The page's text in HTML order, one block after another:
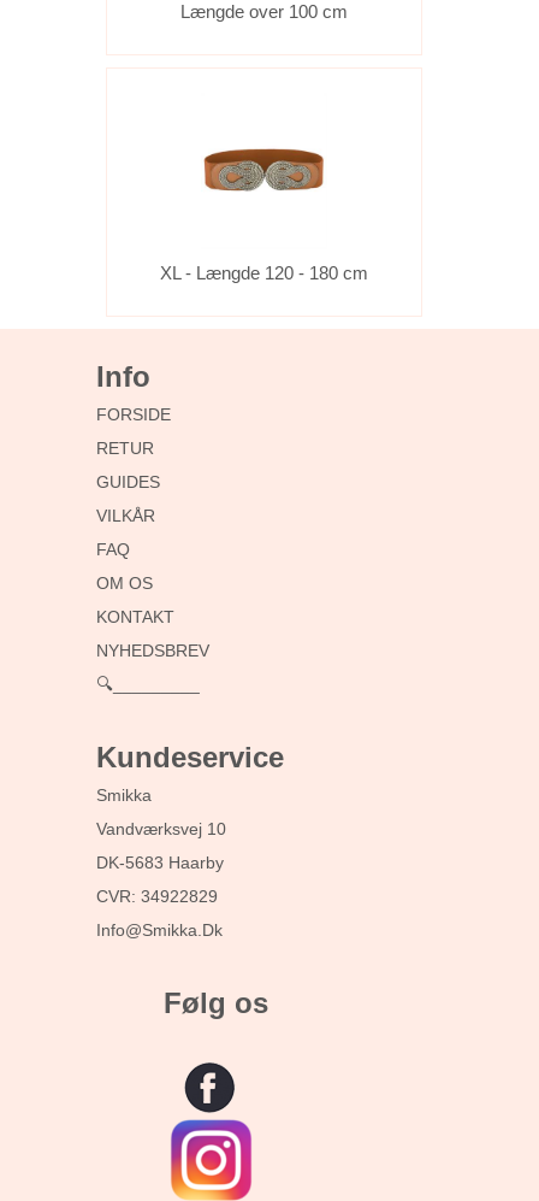
Længde over 100 cm
XL - Længde 120 - 180 cm
Info
FORSIDE
RETUR
GUIDES
VILKÅR
FAQ
OM OS
KONTAKT
NYHEDSBREV
🔍_________
Kundeservice
Smikka
Vandværksvej 10
DK-5683 Haarby
CVR: 34922829
Info@smikka.dk
Følg os